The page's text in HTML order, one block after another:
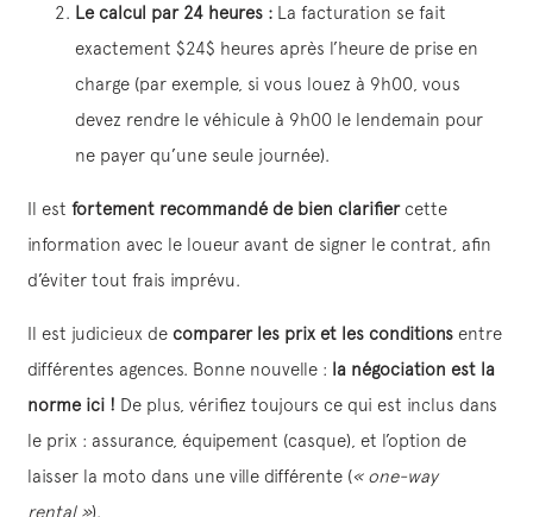
Le calcul par 24 heures : La facturation se fait
exactement $24$ heures après l’heure de prise en
charge (par exemple, si vous louez à 9h00, vous
devez rendre le véhicule à 9h00 le lendemain pour
ne payer qu’une seule journée).
Il est fortement recommandé de bien clarifiercette
information avec le loueur avant de signer le contrat, afin
d’éviter tout frais imprévu.
Il est judicieux de comparer les prix et les conditions entre
différentes agences. Bonne nouvelle : la négociation est la
norme ici ! De plus, vérifiez toujours ce qui est inclus dans
le prix : assurance, équipement (casque), et l’option de
laisser la moto dans une ville différente (« one-way
rental »).